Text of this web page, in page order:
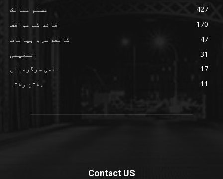
مسلم ممالک
427
قائد کے مواقف
170
کانفرنس و بیانات
47
تنظیمی
31
علمی سرگرمیاں
17
ہفتۂِ رفتہ
11
Contact US